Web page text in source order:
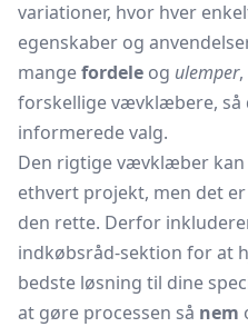
variationer, hvor hver
egenskaber og
mangefordele og ulemper
forskellige vævklæbere,
informerede valg.
Den rigtige vævklæber
ethvert projekt, men det
den rette. Derfor
indkøbsråd-sektion for at
bedste løsning til dine
at gøre processen så nem